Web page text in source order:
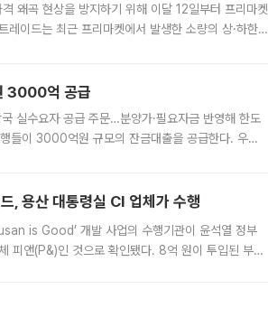
왜곡 현상을 방지하기 위해 이달 12일부터 프리마켓
이드는 최근 프리마켓에서 발생한 소량의 상·하한
3000억 공급
실수요자 공급 주문…분양가·필요자금 반영해 한도
들이 3000억원 규모의 잔금대출을 공급한다. 우리
용산 대통령실 CI 업체가 수행
is Good’ 개발 사업의 수행기관이 윤석열 정부
피앤(P&)인 것으로 확인됐다. 8억 원이 투입된 부산